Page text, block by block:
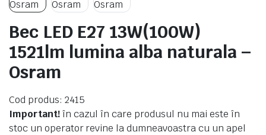
Bec LED E27 13W(100W)
1521lm lumina alba naturala –
Osram
Cod produs: 2415
Important!în cazul în care produsul nu mai este în
stoc un operator revine la dumneavoastra cu un apel